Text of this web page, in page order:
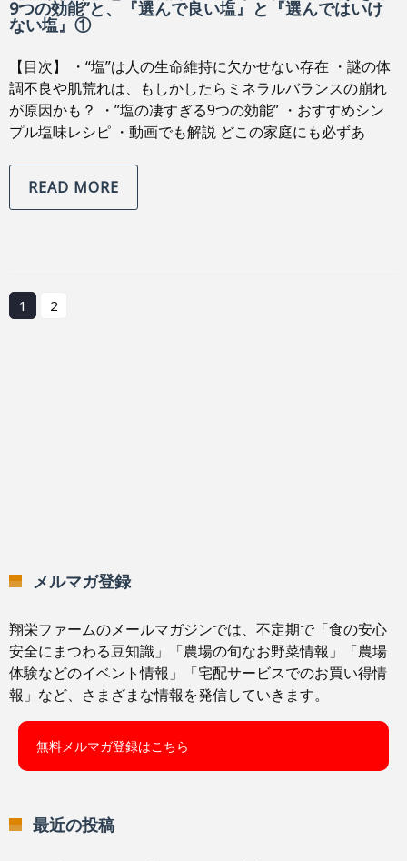
9つの効能”と、『選んで良い塩』と『選んではいけ
ない塩』①
【目次】 ・“塩”は人の生命維持に欠かせない存在 ・謎の体
調不良や肌荒れは、もしかしたらミネラルバランスの崩れ
が原因かも？ ・”塩の凄すぎる9つの効能” ・おすすめシン
プル塩味レシピ ・動画でも解説 どこの家庭にも必ずあ
READ MORE
1 2
メルマガ登録
翔栄ファームのメールマガジンでは、不定期で「食の安心
安全にまつわる豆知識」「農場の旬なお野菜情報」「農場
体験などのイベント情報」「宅配サービスでのお買い得情
報」など、さまざまな情報を発信していきます。
無料メルマガ登録はこちら
最近の投稿